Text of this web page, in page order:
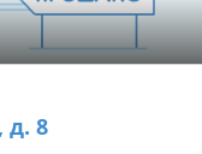
д. 8